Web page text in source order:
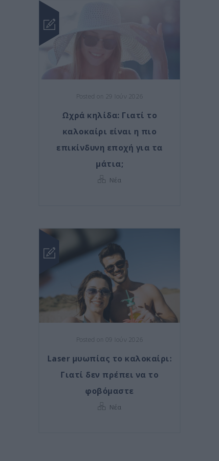
Posted on 29 Ιούν 2026
Ωχρά κηλίδα: Γιατί το
καλοκαίρι είναι η πιο
επικίνδυνη εποχή για τα
μάτια;
Νέα
Posted on 09 Ιούν 2026
Laser μυωπίας το καλοκαίρι:
Γιατί δεν πρέπει να το
φοβόμαστε
Νέα